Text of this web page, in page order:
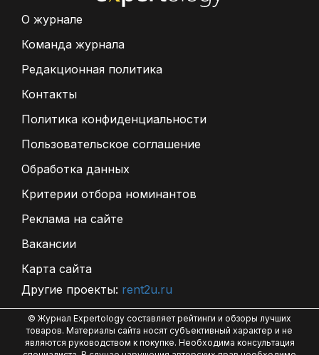
О журнале
Команда журнала
Редакционная политика
Контакты
Политика конфиденциальности
Пользовательское соглашение
Обработка данных
Критерии отбора номинантов
Реклама на сайте
Вакансии
Карта сайта
Другие проекты: rent2u.ru
© Журнал Expertology составляет рейтинги и обзоры лучших
товаров. Материалы сайта носят субъективный характер и не
являются руководством к покупке. Необходима консультация